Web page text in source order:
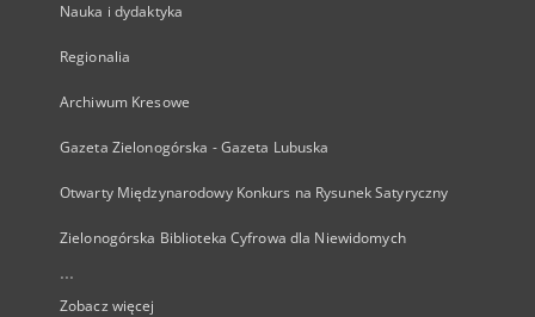
Nauka i dydaktyka
Regionalia
Archiwum Kresowe
Gazeta Zielonogórska - Gazeta Lubuska
Otwarty Międzynarodowy Konkurs na Rysunek Satyryczny
Zielonogórska Biblioteka Cyfrowa dla Niewidomych
...
Zobacz więcej